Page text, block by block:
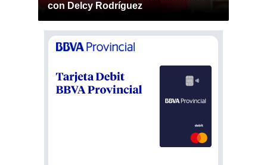
con Delcy Rodríguez